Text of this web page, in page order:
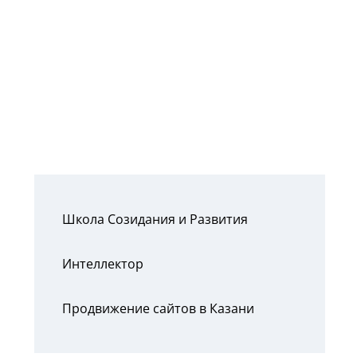
Школа Созидания и Развития
Интеллектор
Продвижение сайтов в Казани